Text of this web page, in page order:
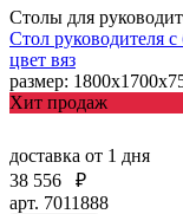
Столы для
Стол руководителя
цвет вяз
размер:
Хит продаж
доставка от 1 дня
38 556
₽
арт. 7011888